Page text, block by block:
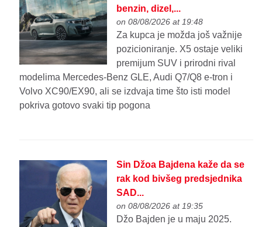
benzin, dizel,...
on 08/08/2026 at 19:48
Za kupca je možda još važnije
pozicioniranje. X5 ostaje veliki
premijum SUV i prirodni rival
modelima Mercedes-Benz GLE, Audi Q7/Q8 e-tron i
Volvo XC90/EX90, ali se izdvaja time što isti model
pokriva gotovo svaki tip pogona
Sin Džoa Bajdena kaže da se
rak kod bivšeg predsjednika
SAD...
on 08/08/2026 at 19:35
Džo Bajden je u maju 2025.